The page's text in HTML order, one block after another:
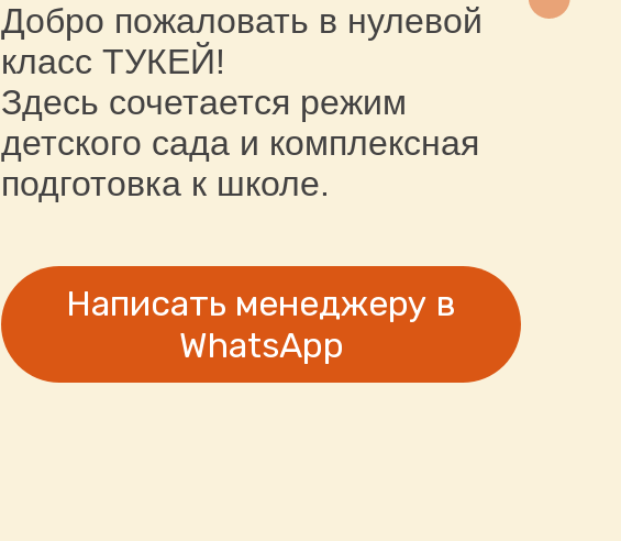
Добро пожаловать в нулевой
класс ТУКЕЙ!
Здесь сочетается режим
детского сада и комплексная
подготовка к школе.
Написать менеджеру в
WhatsApp